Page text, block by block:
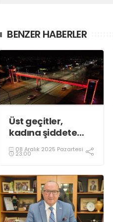
BENZER HABERLER
Üst geçitler,
kadına şiddete
karşı “turuncu”
renkle aydınlatıldı;
08 Aralık 2025 Pazartesi
23:00